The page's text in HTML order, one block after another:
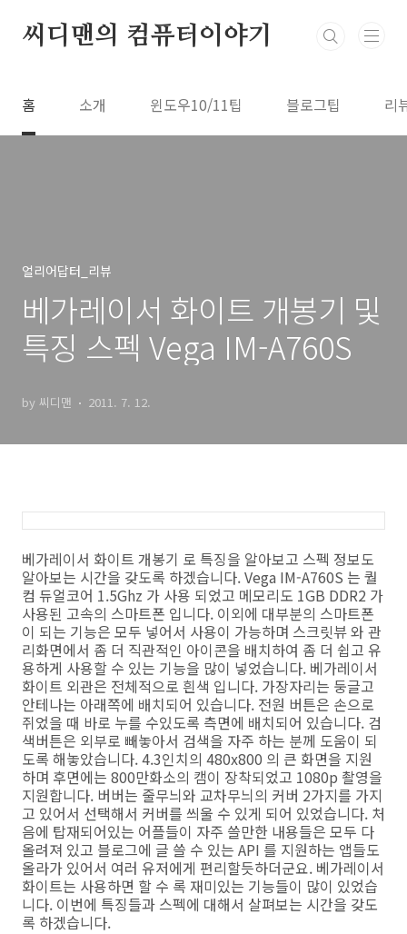
씨디맨의 컴퓨터이야기
홈 소개 윈도우10/11팁 블로그팁 리
얼리어답터_리뷰
베가레이서 화이트 개봉기 및
특징 스펙 Vega IM-A760S
by 씨디맨 2011. 7. 12.
베가레이서 화이트 개봉기 로 특징을 알아보고 스펙 정보도
알아보는 시간을 갖도록 하겠습니다. Vega IM-A760S 는 퀄
컴 듀얼코어 1.5Ghz 가 사용 되었고 메모리도 1GB DDR2 가
사용된 고속의 스마트폰 입니다. 이외에 대부분의 스마트폰
이 되는 기능은 모두 넣어서 사용이 가능하며 스크릿뷰 와 관
리화면에서 좀 더 직관적인 아이콘을 배치하여 좀 더 쉽고 유
용하게 사용할 수 있는 기능을 많이 넣었습니다. 베가레이서
화이트 외관은 전체적으로 흰색 입니다. 가장자리는 둥글고
안테나는 아래쪽에 배치되어 있습니다. 전원 버튼은 손으로
쥐었을 때 바로 누를 수있도록 측면에 배치되어 있습니다. 검
색버튼은 외부로 빼놓아서 검색을 자주 하는 분께 도움이 되
도록 해놓았습니다. 4.3인치의 480x800 의 큰 화면을 지원
하며 후면에는 800만화소의 캠이 장착되었고 1080p 촬영을
지원합니다. 버버는 줄무늬와 교차무늬의 커버 2가지를 가지
고 있어서 선택해서 커버를 씌울 수 있게 되어 있었습니다. 처
음에 탑재되어있는 어플들이 자주 쓸만한 내용들은 모두 다
올려져 있고 블로그에 글 쓸 수 있는 API 를 지원하는 앱들도
올라가 있어서 여러 유저에게 편리할듯하더군요. 베가레이서
화이트는 사용하면 할 수 록 재미있는 기능들이 많이 있었습
니다. 이번에 특징들과 스펙에 대해서 살펴보는 시간을 갖도
록 하겠습니다.